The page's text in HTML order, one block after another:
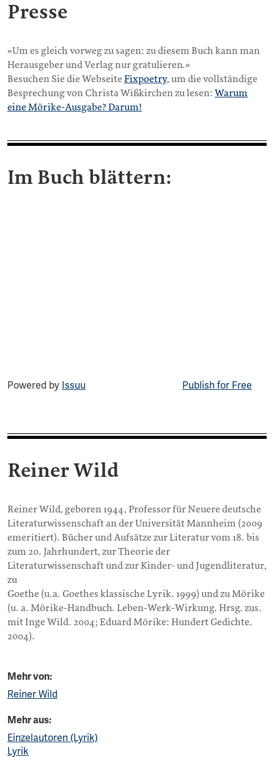
Presse
»Um es gleich vorweg zu sagen: zu diesem Buch kann man
Herausgeber und Verlag nur gratulieren.«
Besuchen Sie die Webseite Fixpoetry, um die vollständige
Besprechung von Christa Wißkirchen zu lesen: Warum
eine Mörike-Ausgabe? Darum!
Im Buch blättern:
Powered by Issuu Publish for Free
Reiner Wild
Reiner Wild, geboren 1944, Professor für Neuere deutsche
Literaturwissenschaft an der Universität Mannheim (2009
emeritiert). Bücher und Aufsätze zur Literatur vom 18. bis
zum 20. Jahrhundert, zur Theorie der
Literaturwissenschaft und zur Kinder- und Jugendliteratur,
zu
Goethe (u.a. Goethes klassische Lyrik. 1999) und zu Mörike
(u. a. Mörike-Handbuch. Leben-Werk-Wirkung. Hrsg. zus.
mit Inge Wild. 2004; Eduard Mörike: Hundert Gedichte.
2004).
Mehr von:
Reiner Wild
Mehr aus:
Einzelautoren (Lyrik)
Lyrik